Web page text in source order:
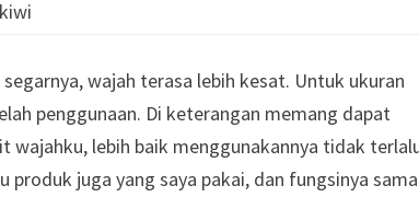
wajah terasa lebih kesat. Untuk ukuran
penggunaan. Di keterangan memang dapat
wajahku, lebih baik menggunakannya tidak
juga yang saya pakai, dan fungsinya sama